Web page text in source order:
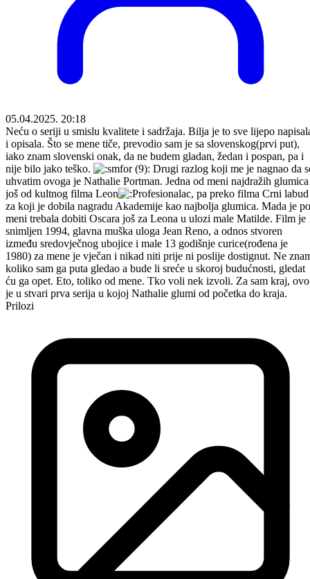
05.04.2025. 20:18
Neću o seriji u smislu kvalitete i sadržaja. Bilja je to sve lijepo
i opisala. Što se mene tiče, prevodio sam je sa slovenskog(prvi put),
iako znam slovenski onak, da ne budem gladan, žedan i pospan, pa i
nije bilo jako teško.
Drugi razlog koji me je nagnao da
uhvatim ovoga je Nathalie Portman. Jedna od meni najdražih glumica
još od kultnog filma Leon
rofesionalac, pa preko filma Crni labud
za koji je dobila nagradu Akademije kao najbolja glumica. Mada je po
meni trebala dobiti Oscara još za Leona u ulozi male Matilde. Film je
snimljen 1994, glavna muška uloga Jean Reno, a odnos stvoren
između sredovječnog ubojice i male 13 godišnje curice(rođena je
1980) za mene je vječan i nikad niti prije ni poslije dostignut. Ne
koliko sam ga puta gledao a bude li sreće u skoroj budućnosti, gledat
ću ga opet. Eto, toliko od mene. Tko voli nek izvoli. Za sam kraj, ovo
je u stvari prva serija u kojoj Nathalie glumi od početka do kraja.
Prilozi